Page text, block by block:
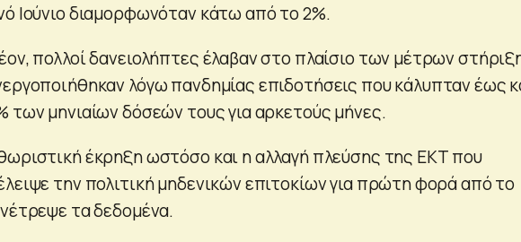
Ιούνιο διαμορφωνόταν κάτω από το 2%.
πολλοί δανειολήπτες έλαβαν στο πλαίσιο των μέτρων
λόγω πανδημίας επιδοτήσεις που κάλυπταν έως
των μηνιαίων δόσεών τους για αρκετούς μήνες.
έκρηξη ωστόσο και η αλλαγή πλεύσης της ΕΚΤ που
την πολιτική μηδενικών επιτοκίων για πρώτη φορά από το
τα δεδομένα.